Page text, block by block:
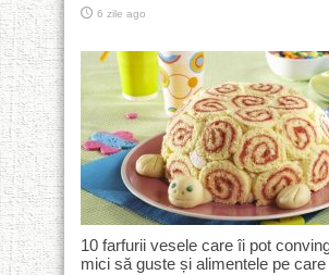
6 zile ago
10 farfurii vesele care îi pot
mici să guste și alimentele pe